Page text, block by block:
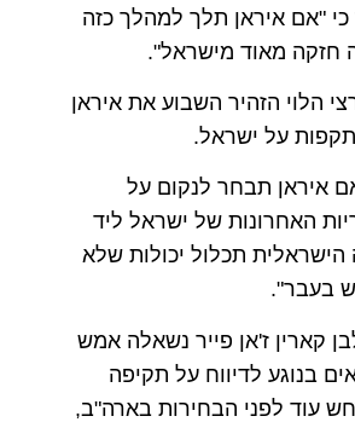
כי "אם איראן תלך למהלך כזה
חזקה מאוד מישראל".
הלוי הזהיר השבוע את איראן
על ישראל.
איראן תבחר לנקום על
האחרונות של ישראל ליד
תכלול יכולות שלא
בעבר".
קארין ז'אן פייר נשאלה אמש
בנוגע לדיווח על תקיפה
עוד לפני הבחירות בארה"ב,